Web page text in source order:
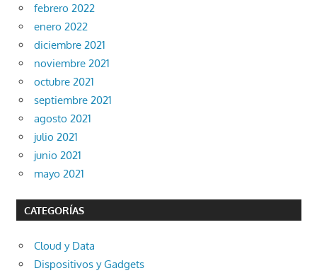
febrero 2022
enero 2022
diciembre 2021
noviembre 2021
octubre 2021
septiembre 2021
agosto 2021
julio 2021
junio 2021
mayo 2021
CATEGORÍAS
Cloud y Data
Dispositivos y Gadgets